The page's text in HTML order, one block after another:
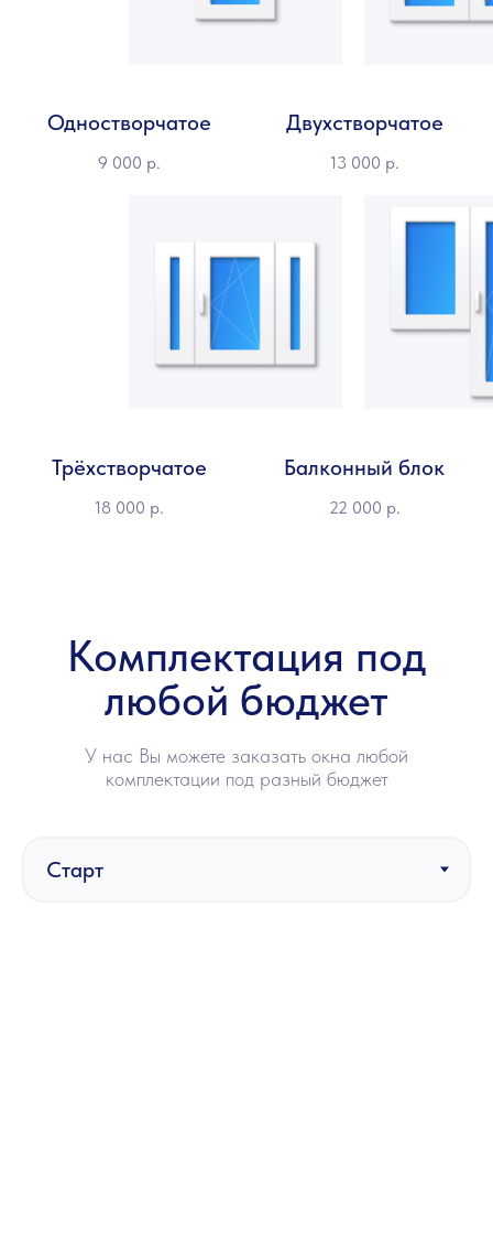
Одностворчатое
9 000 р.
Двухстворчатое
13 000 р.
Трёхстворчатое
18 000 р.
Балконный блок
22 000 р.
Комплектация под
любой бюджет
У нас Вы можете заказать окна любой
комплектации под разный бюджет